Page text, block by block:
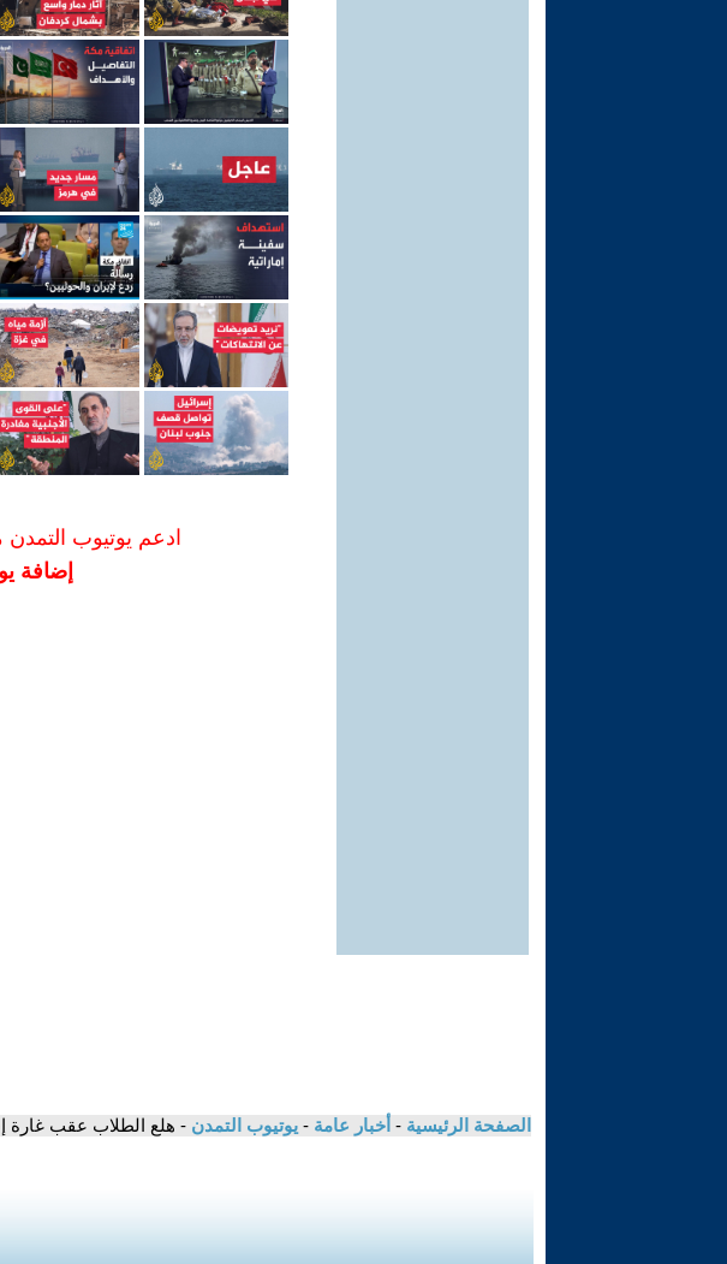
ادعم يوتيوب التمدن
إضافة
الصفحة الرئيسية - أخبار عامة - يوتيوب التمدن - هلع الطلاب عقب غارة